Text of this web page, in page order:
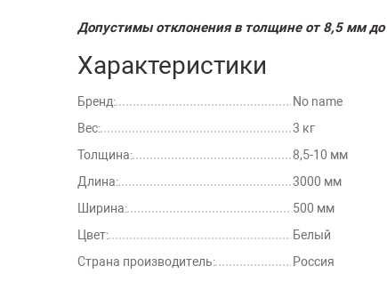
Допустимы отклонения в толщине от 8,5 мм
Характеристики
Бренд:
No name
Вес:
3 кг
Толщина:
8,5-10 мм
Длина:
3000 мм
Ширина:
500 мм
Цвет:
Белый
Страна производитель:
Россия